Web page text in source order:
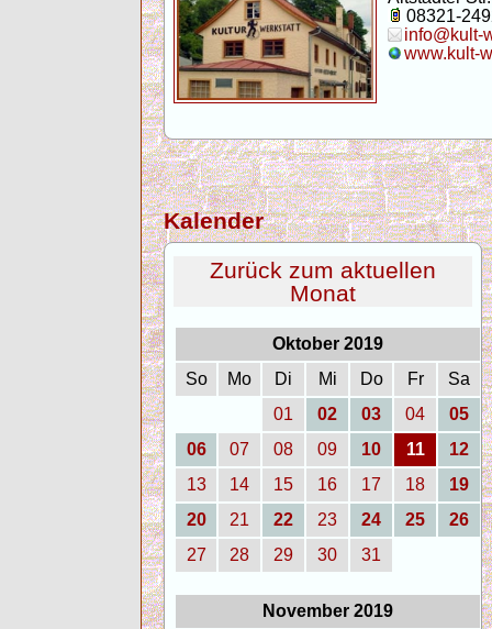
08321-
info@kult-
www.kult-
Kalender
Zurück zum aktuellen
Monat
Oktober 2019
So
Mo Di Mi Do Fr
Sa
01
02 03 04
05
06
07 08 09 10 11
12
13
14 15 16 17 18
19
20
21 22 23 24 25
26
27
28 29 30 31
November 2019